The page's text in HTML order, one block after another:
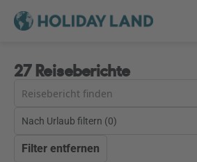
27 Reiseberichte
Nach Urlaub filtern (0)
Filter entfernen